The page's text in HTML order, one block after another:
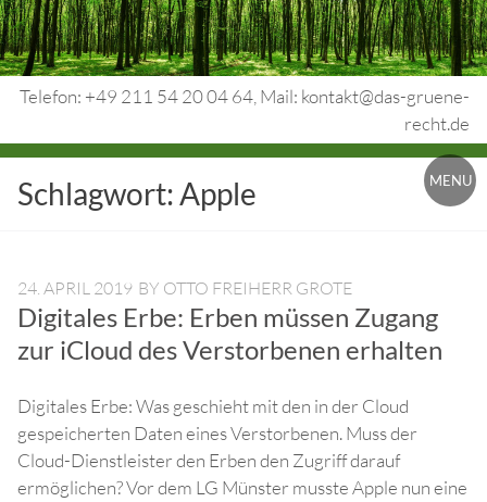
Skip
to
content
Telefon: +49 211 54 20 04 64, Mail: kontakt@das-gruene-
recht.de
Urheberrecht.
Medienrecht.
Rechtsschutz.
MENU
Schlagwort:Apple
24. APRIL 2019 BY OTTO FREIHERR GROTE
Digitales Erbe: Erben müssen Zugang
zur iCloud des Verstorbenen erhalten
Digitales Erbe: Was geschieht mit den in der Cloud
gespeicherten Daten eines Verstorbenen. Muss der
Cloud-Dienstleister den Erben den Zugriff darauf
ermöglichen? Vor dem LG Münster musste Apple nun eine